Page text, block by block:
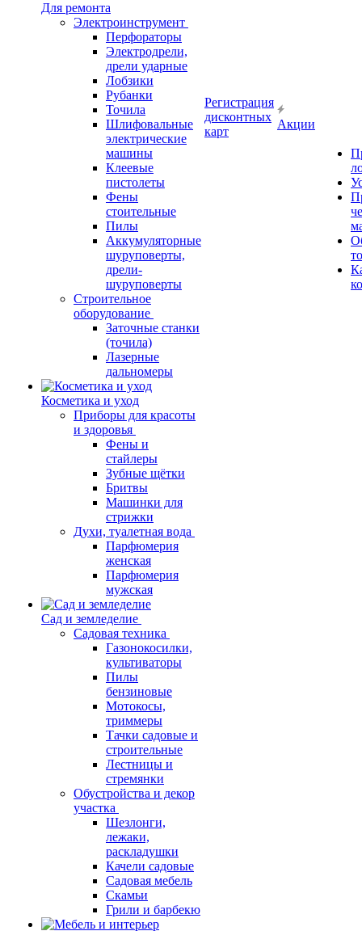
Для ремонта
Электроинструмент
Перфораторы
Электродрели,
дрели ударные
Лобзики
Рубанки
Точила
Шлифовальные
электрические
машины
Клеевые
пистолеты
Фены
стоительные
Пилы
Аккумуляторные
шуруповерты,
дрели-
шуруповерты
Строительное
оборудование
Заточные станки
(точила)
Лазерные
дальномеры
Косметика и уход
Приборы для красоты
и здоровья
Фены и
стайлеры
Зубные щётки
Бритвы
Машинки для
стрижки
Духи, туалетная вода
Парфюмерия
женская
Парфюмерия
мужская
Сад и земледелие
Садовая техника
Газонокосилки,
культиваторы
Пилы
бензиновые
Мотокосы,
триммеры
Тачки садовые и
строительные
Лестницы и
стремянки
Обустройства и декор
участка
Шезлонги,
лежаки,
раскладушки
Качели садовые
Садовая мебель
Скамьи
Грили и барбекю
Регистрация
дисконтных
карт
Акции